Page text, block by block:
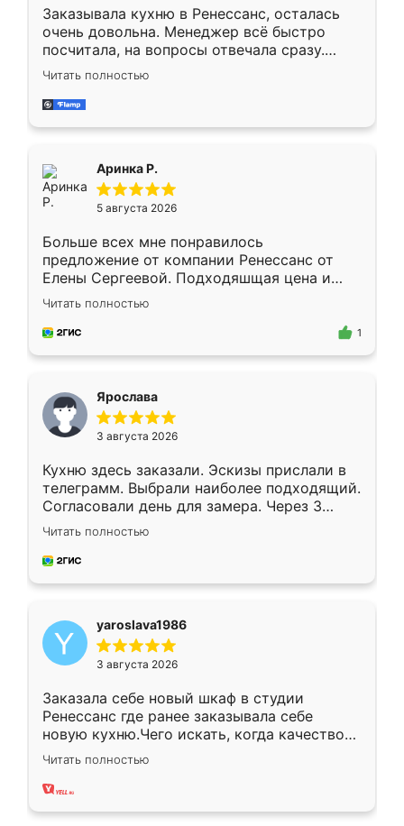
Заказывала кухню в Ренессанс, осталась
очень довольна. Менеджер всё быстро
посчитала, на вопросы отвечала сразу.
Замерщик приехал в субботу, подошёл к
делу со всей ответственностью. Собрали
за день, ребята работали аккуратно, даже
Читать полностью
Аринка Р.
5 августа 2026
Больше всех мне понравилось
предложение от компании Ренессанс от
Елены Сергеевой. Подходяшщая цена и
короткие сроки изготовления. Приехавший
для замера сотрудник Владислав
предложил по моему эскизу самый
Читать полностью
1
Ярослава
3 августа 2026
Кухню здесь заказали. Эскизы прислали в
телеграмм. Выбрали наиболее подходящий.
Согласовали день для замера. Через 3
недели кухня была уже готова. Остались
довольны работой. Спасибо Ренессанс
мебель за качественную работу!
Читать полностью
yaroslava1986
3 августа 2026
Заказала себе новый шкаф в студии
Ренессанс где ранее заказывала себе
новую кухню.Чего искать, когда качеством
вполне довольна. Служит кухня уже почти
два года, нареканий нет.
Читать полностью